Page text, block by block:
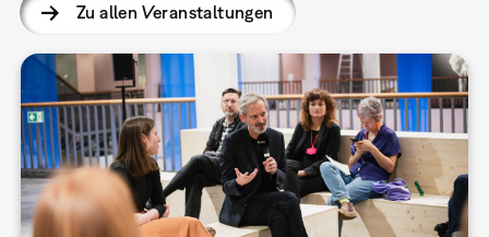
Zu allen Veranstaltungen